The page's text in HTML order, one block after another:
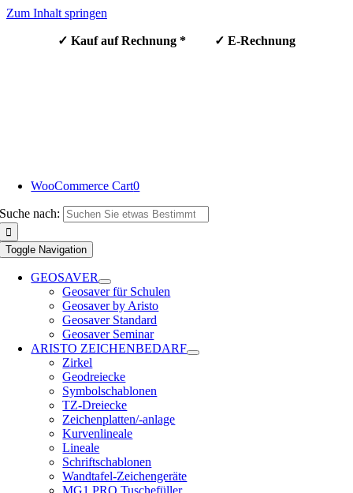
Zum Inhalt springen
✓ Kauf auf Rechnung * ✓ E-Rechnung
WooCommerce Cart0
Suche nach:
Toggle Navigation
GEOSAVER
Geosaver für Schulen
Geosaver by Aristo
Geosaver Standard
Geosaver Seminar
ARISTO ZEICHENBEDARF
Zirkel
Geodreiecke
Symbolschablonen
TZ-Dreiecke
Zeichenplatten/-anlage
Kurvenlineale
Lineale
Schriftschablonen
Wandtafel-Zeichengeräte
MG1 PRO Tuschefüller